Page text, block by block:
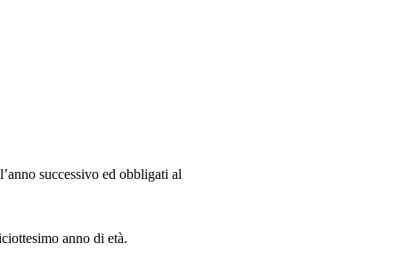
successivo ed obbligati al
anno di età.